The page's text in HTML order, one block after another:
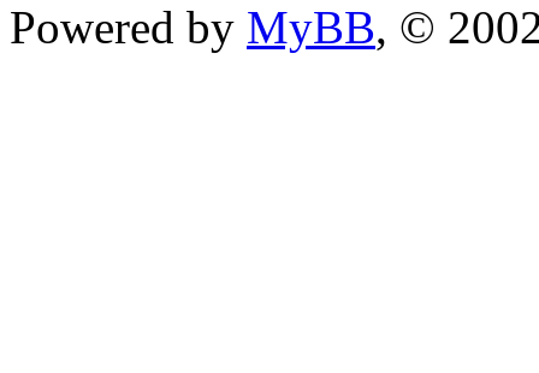
Powered by MyBB, ©